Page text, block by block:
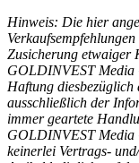
Hinweis: Die hier
Zusicherung etwaiger
GOLDINVEST Media
Haftung
ausschließlich der
immer geartete
GOLDINVEST Media
keinerlei Vertrags-